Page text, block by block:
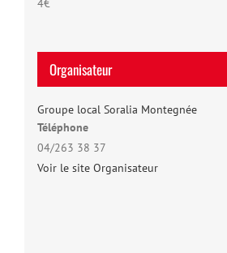
4€
Organisateur
Groupe local Soralia Montegnée
Téléphone
04/263 38 37
Voir le site Organisateur